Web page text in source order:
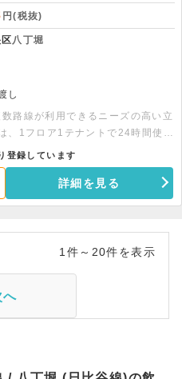
円(税抜)
八丁堀
し
路線が利用できるニーズの高い立
、1フロア1テナントで24時間使用
た環境を維持できる物件です。お
登録しています
詳細を見る
1件～20件を表示
へ